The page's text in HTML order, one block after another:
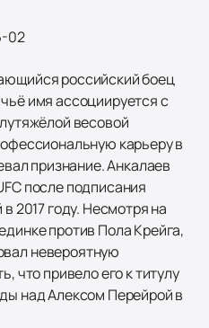
02
российский боец
имя ассоциируется с
весовой
карьеру в
признание. Анкалаев
после подписания
2017 году. Несмотря на
против Пола Крейга,
невероятную
что привело его к титулу
над Алексом Перейрой в